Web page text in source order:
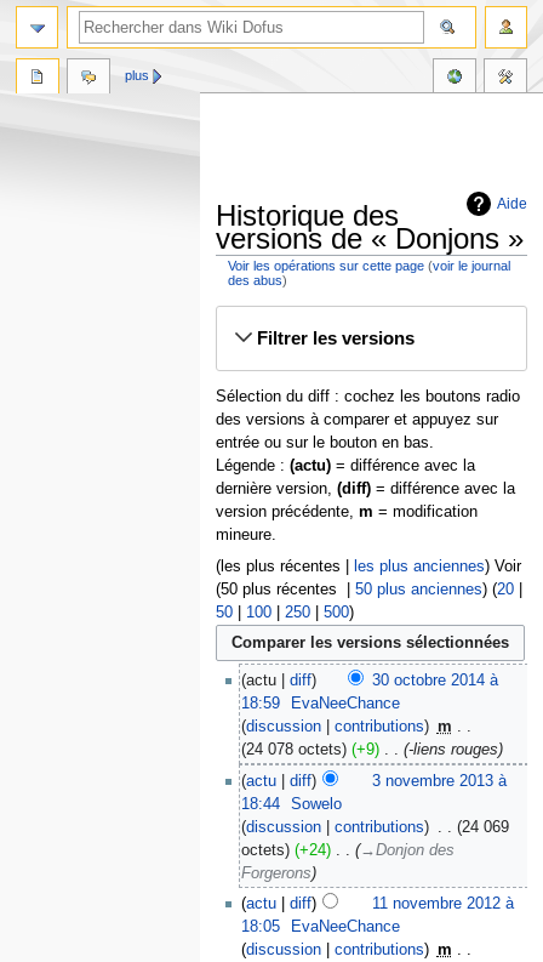
Aide
Historique des
versions de « Donjons »
Voir les opérations sur cette page (voir le journal
des abus)
Filtrer les versions
Sélection du diff : cochez les boutons radio
des versions à comparer et appuyez sur
entrée ou sur le bouton en bas.
Légende : (actu)= différence avec la
dernière version, (diff)= différence avec la
version précédente, m = modification
mineure.
(les plus récentes |
les plus anciennes) Voir
(50 plus récentes | 50 plus anciennes) (20|
50| 100| 250| 500)
actu diff
30 octobre 2014 à
18:59
EvaNeeChance
discussion
contributions
m
24 078 octets
+9
-liens rouges
actu
diff
3 novembre 2013 à
18:44
Sowelo
discussion
contributions
24 069
octets
+24
→‎Donjon des
Forgerons
actu
diff
11 novembre 2012 à
18:05
EvaNeeChance
discussion
contributions
m
plus